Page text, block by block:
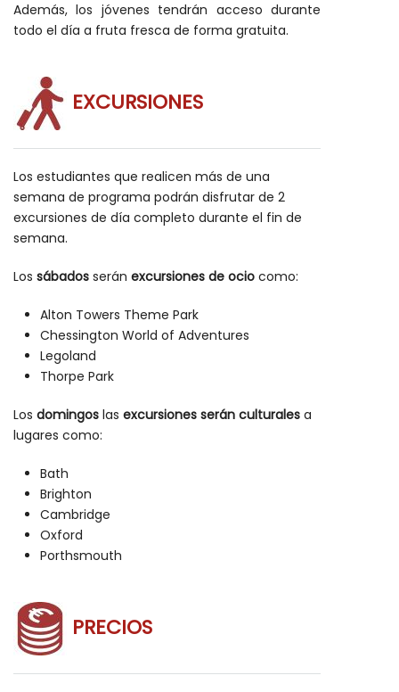
Además, los jóvenes tendrán acceso durante
todo el día a fruta fresca de forma gratuita.
EXCURSIONES
Los estudiantes que realicen más de una
semana de programa podrán disfrutar de 2
excursiones de día completo durante el fin de
semana.
Los sábados serán excursiones de ocio como:
Alton Towers Theme Park
Chessington World of Adventures
Legoland
Thorpe Park
Los domingos las excursiones serán culturales a
lugares como:
Bath
Brighton
Cambridge
Oxford
Porthsmouth
PRECIOS